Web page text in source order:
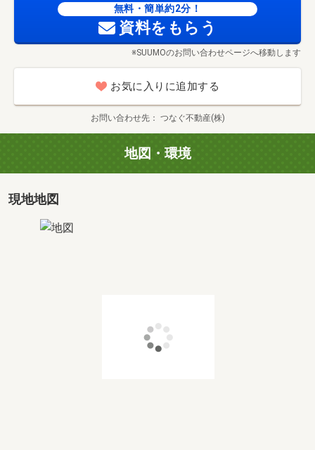
急な内見も大歓迎☆０２８３－２５－８８７０にお電話く
ださい
まずはお気軽にお問い合わせくださいませ^^
当店は女性スタッフ中心の不動産会社です☆
《強引な営業は一切なし！！》
お客様に本当にあった物件をご紹介しております^^
お引渡しをして終わり、ではなくその後の給付金や
無料・簡単約2分！
資料をもらう
※SUUMOのお問い合わせページへ移動します
お気に入りに追加する
お問い合わせ先 つなぐ不動産(株)
地図・環境
現地地図